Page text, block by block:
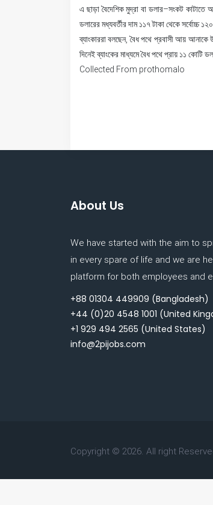
এ ছাড়া বৈদেশিক মুদ্রা বা ডলার–সংকট কাটাতে
ডলারের মধ্যবর্তীর দাম ১১৭ টাকা থেকে সর্বোচ্চ
ব্যাংকাররা বলছেন, বৈধ পথে প্রবাসী আয় আনাকে
দিনেই ব্যাংকের মাধ্যমে বৈধ পথে প্রায় ১১
Collected From prothomalo
About Us
We have started with the aim to
in every spare of life and we are
platform for both employees and
+88 01304 449909 (Bangladesh)
+44 (0)20 4548 1001 (United
+1 929 494 2565 (United States)
info@2pijobs.com
Copyright © 2026. All right